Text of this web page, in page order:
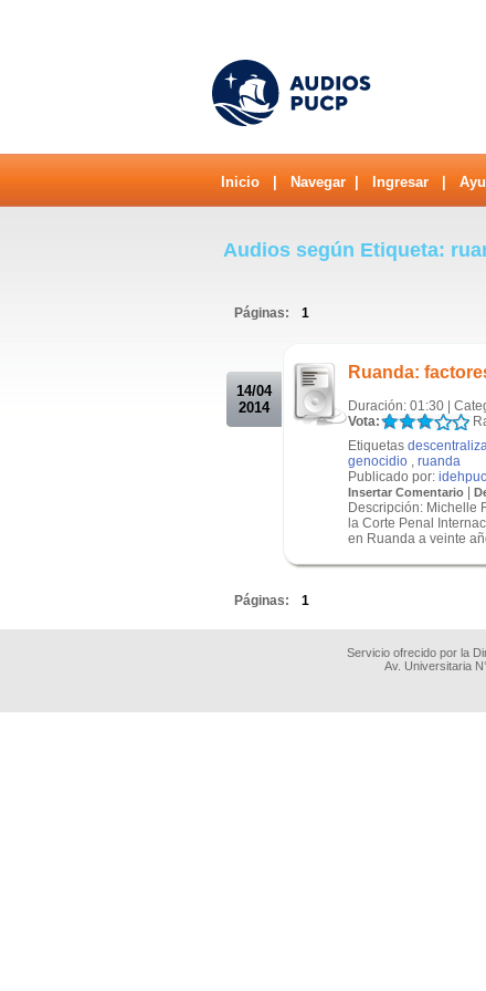
Inicio Navegar Ingresar
Audios según Etiqueta:
Páginas: 1
14/04
2014
Ruanda:
Duración: 01:30 |
Vota:
Etiquetas
genocidio , ruanda
Publicado por:
Insertar Comentario |
Descripción: Michelle
la Corte Penal
en Ruanda a veinte
Páginas: 1
Servicio ofrecido por la
Av. Universitaria